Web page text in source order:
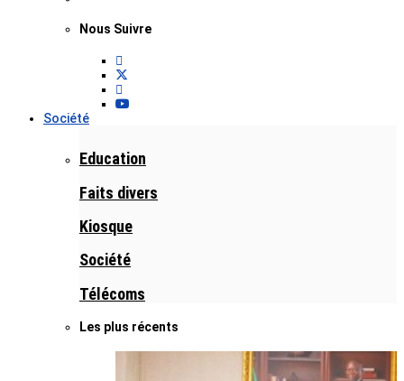
Nous Suivre
Société
Education
Faits divers
Kiosque
Société
Télécoms
Les plus récents